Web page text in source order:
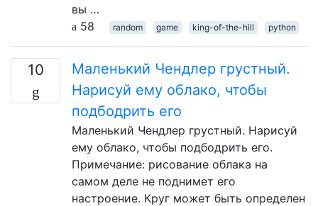
вы …
58
random game king-of-the-hill python
10
Маленький Чендлер грустный.
Нарисуй ему облако, чтобы
подбодрить его
Маленький Чендлер грустный. Нарисуй
ему облако, чтобы подбодрить его.
Примечание: рисование облака на
самом деле не поднимет его
настроение. Круг может быть определен